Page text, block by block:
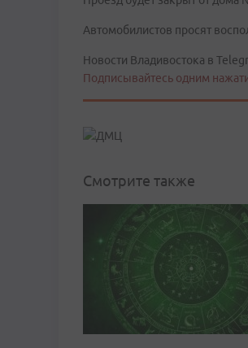
Автомобилистов просят
Новости Владивостока в
Подписывайтесь одним
Смотрите также